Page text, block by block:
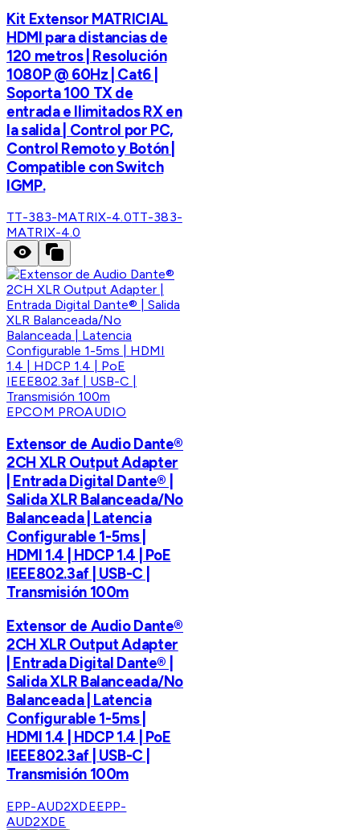
Kit Extensor MATRICIAL
HDMI para distancias de
120 metros | Resolución
1080P @ 60Hz | Cat6 |
Soporta 100 TX de
entrada e Ilimitados RX en
la salida | Control por PC,
Control Remoto y Botón |
Compatible con Switch
IGMP.
TT-383-MATRIX-4.0TT-383-
MATRIX-4.0
EPCOM PROAUDIO
Extensor de Audio Dante®
2CH XLR Output Adapter
| Entrada Digital Dante® |
Salida XLR Balanceada/No
Balanceada | Latencia
Configurable 1-5ms |
HDMI 1.4 | HDCP 1.4 | PoE
IEEE802.3af | USB-C |
Transmisión 100m
Extensor de Audio Dante®
2CH XLR Output Adapter
| Entrada Digital Dante® |
Salida XLR Balanceada/No
Balanceada | Latencia
Configurable 1-5ms |
HDMI 1.4 | HDCP 1.4 | PoE
IEEE802.3af | USB-C |
Transmisión 100m
EPP-AUD2XDEEPP-
AUD2XDE